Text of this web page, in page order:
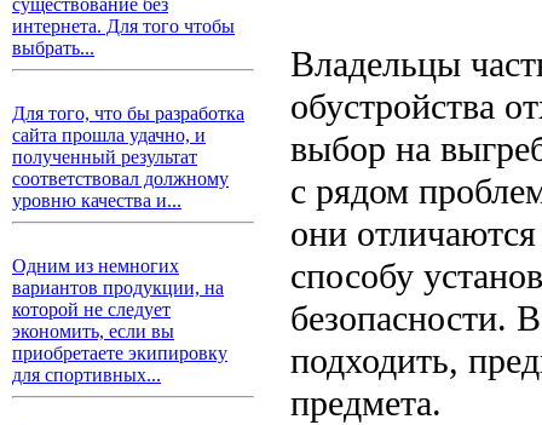
существование без
интернета. Для того чтобы
выбрать...
Для того, что бы разработка
сайта прошла удачно, и
полученный результат
соответствовал должному
уровню качества и...
Одним из немногих
вариантов продукции, на
которой не следует
экономить, если вы
приобретаете экипировку
для спортивных...
Владельцы
обустройства
выбор на
с рядом
они
способу
безопасности.
подходить,
предмета.